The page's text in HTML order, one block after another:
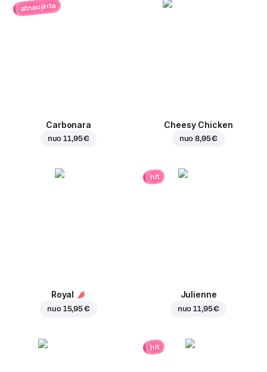
atnaujinta
Carbonara
nuo11,95 €
Cheesy Chicken
nuo8,95 €
Royal
nuo 15,95 €
hit
Julienne
nuo11,95 €
hit